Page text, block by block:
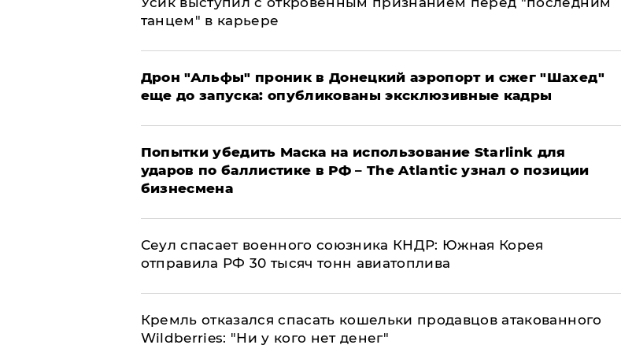
танцем" в карьере
Дрон "Альфы" проник в Донецкий аэропорт и сжег "Шахед"
еще до запуска: опубликованы эксклюзивные кадры
Попытки убедить Маска на использование Starlink для
ударов по баллистике в РФ – The Atlantic узнал о позиции
бизнесмена
​Сеул спасает военного союзника КНДР: Южная Корея
отправила РФ 30 тысяч тонн авиатоплива
Кремль отказался спасать кошельки продавцов атакованного
Wildberries: "Ни у кого нет денег"